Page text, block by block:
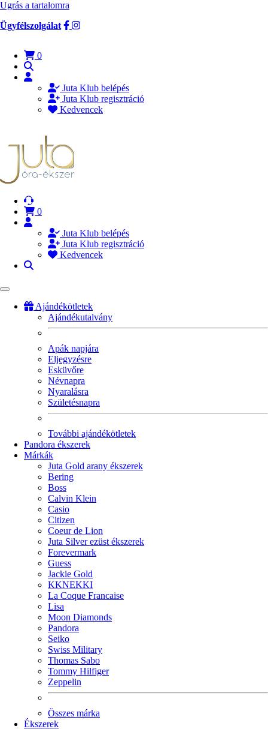
Ugrás a tartalomra
Ügyfélszolgálat
0
Juta Klub belépés
Juta Klub regisztráció
Kedvencek
0
Juta Klub belépés
Juta Klub regisztráció
Kedvencek
Ajándékötletek
Ajándékutalvány
Apák napjára
Eljegyzésre
Esküvőre
Névnapra
Nyaralásra
Születésnapra
További ajándékötletek
Pandora ékszerek
Márkák
Juta Gold arany ékszerek
Bering
Boss
Calvin Klein
Casio
Citizen
Coeur de Lion
Juta Silver ezüst ékszerek
Forevermark
Guess
Jackie Gold
KKNEKKI
La Coque Francaise
Lisa
Moon Diamonds
Pandora
Seiko
Swiss Military
Thomas Sabo
Tommy Hilfiger
Zeppelin
Összes márka
Ékszerek